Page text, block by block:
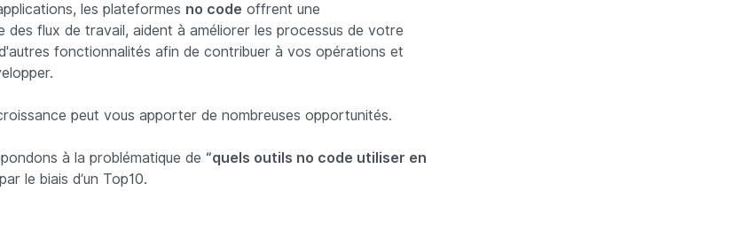
les plateformes no code offrent une
des flux de travail, aident à améliorer les processus de votre
fonctionnalités afin de contribuer à vos opérations et
peut vous apporter de nombreuses opportunités.
à la problématique de “quels outils no code utiliser en
par le biais d’un Top10.